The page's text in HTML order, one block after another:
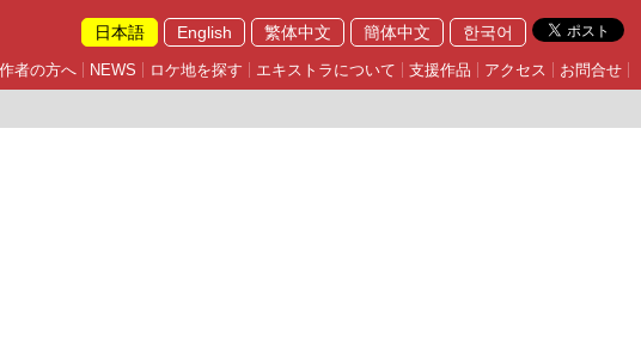
日本語 English 繁体中文 簡体中文 한국어
者の方へ NEWS ロケ地を探す エキストラについて 支援作品 アクセス お問合せ